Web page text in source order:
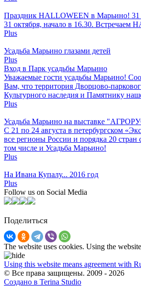
Праздник HALLOWEEN в Марьино! 31
31 октября, начало в 16.30. Встречаем
Plus
Усадьба Марьино глазами детей
Plus
Вход в Парк усадьбы Марьино
Уважаемые гости усадьбы Марьино!
Вам, что территория Дворцово-
Культурного наследия и Памятнику
Plus
Усадьба Марьино на выставке
С 21 по 24 августа в петербургском
все регионы России и порядка 20
том числе и Усадьба Марьино!
Plus
На Ивана Купалу... 2016 год
Plus
Follow us on Social Media
Поделиться
The website uses cookies. Using the
Using this website means agreement with
© Все права защищены. 2009 - 2026
Создано в Terina Studio